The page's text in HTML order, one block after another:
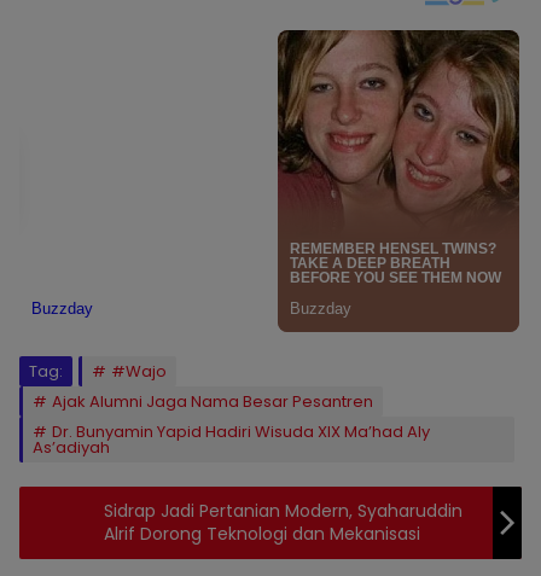
Tag:
#Wajo
Ajak Alumni Jaga Nama Besar Pesantren
Dr. Bunyamin Yapid Hadiri Wisuda XIX Ma’had Aly
As’adiyah
Sidrap Jadi Pertanian Modern, Syaharuddin
Alrif Dorong Teknologi dan Mekanisasi